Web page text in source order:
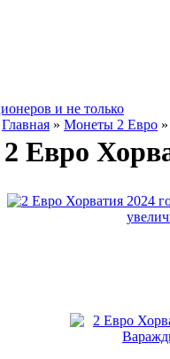
Главная » Монеты 2 Евро
2 Евро